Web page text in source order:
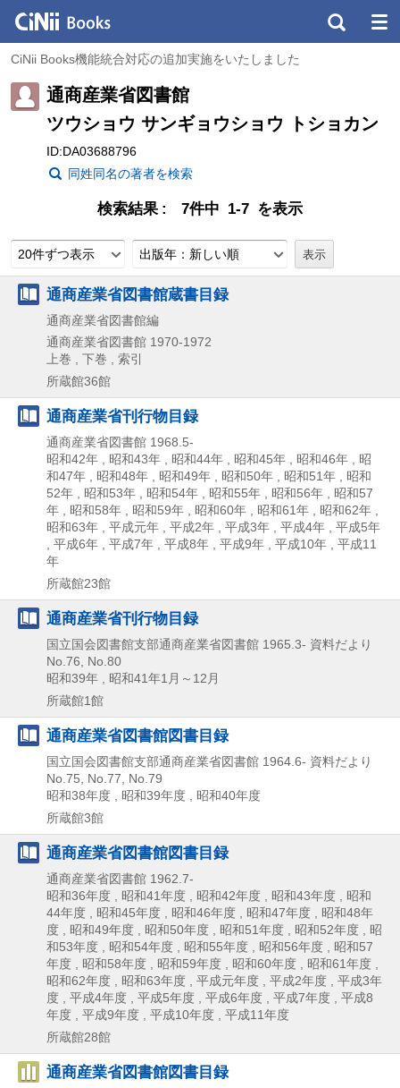
CiNii Books機能統合対応の追加実施をいたしました
通商産業省図書館
ツウショウ サンギョウショウ トショカン
ID:DA03688796
同姓同名の著者を検索
検索結果 7件中 1-7 を表示
20件ずつ表示 出版年：新しい順
通商産業省図書館蔵書目録
通商産業省図書館編
通商産業省図書館 1970-1972
上巻 , 下巻 , 索引
所蔵館36館
通商産業省刊行物目録
通商産業省図書館 1968.5-
昭和42年 , 昭和43年 , 昭和44年 , 昭和45年 , 昭和46年 , 昭
和47年 , 昭和48年 , 昭和49年 , 昭和50年 , 昭和51年 , 昭和
52年 , 昭和53年 , 昭和54年 , 昭和55年 , 昭和56年 , 昭和57
年 , 昭和58年 , 昭和59年 , 昭和60年 , 昭和61年 , 昭和62年 ,
昭和63年 , 平成元年 , 平成2年 , 平成3年 , 平成4年 , 平成5年
, 平成6年 , 平成7年 , 平成8年 , 平成9年 , 平成10年 , 平成11
年
所蔵館23館
通商産業省刊行物目録
国立国会図書館支部通商産業省図書館 1965.3- 資料だより
No.76,
No.80
昭和39年 , 昭和41年1月～12月
所蔵館1館
通商産業省図書館図書目録
国立国会図書館支部通商産業省図書館 1964.6- 資料だより
No.75,
No.77,
No.79
昭和38年度 , 昭和39年度 , 昭和40年度
所蔵館3館
通商産業省図書館図書目録
通商産業省図書館 1962.7-
昭和36年度 , 昭和41年度 , 昭和42年度 , 昭和43年度 , 昭和
44年度 , 昭和45年度 , 昭和46年度 , 昭和47年度 , 昭和48年
度 , 昭和49年度 , 昭和50年度 , 昭和51年度 , 昭和52年度 , 昭
和53年度 , 昭和54年度 , 昭和55年度 , 昭和56年度 , 昭和57
年度 , 昭和58年度 , 昭和59年度 , 昭和60年度 , 昭和61年度 ,
昭和62年度 , 昭和63年度 , 平成元年度 , 平成2年度 , 平成3年
度 , 平成4年度 , 平成5年度 , 平成6年度 , 平成7年度 , 平成8
年度 , 平成9年度 , 平成10年度 , 平成11年度
所蔵館28館
通商産業省図書館図書目録